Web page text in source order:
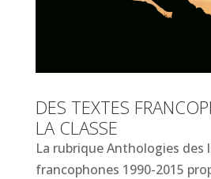
DES TEXTES
LA CLASSE
La rubrique Anthologies
francophones 1990-2015